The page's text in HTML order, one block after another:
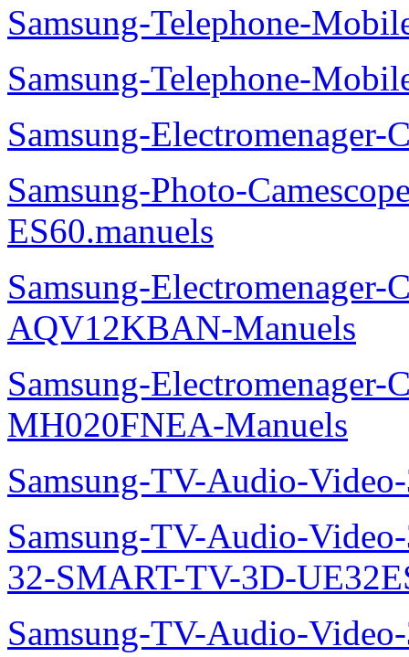
Samsung-Telephone-
Samsung-Telephone-
Samsung-
Samsung-Photo-
ES60.manuels
Samsung-Electromenager-
AQV12KBAN-Manuels
Samsung-Electromenager-
MH020FNEA-Manuels
Samsung-TV-Audio-
Samsung-TV-Audio-
32-SMART-TV-3D-
Samsung-TV-Audio-